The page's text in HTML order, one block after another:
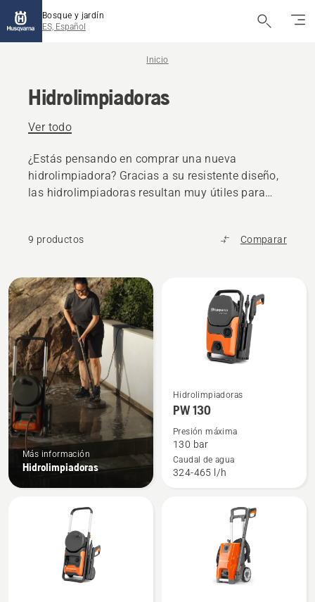
Bosque y jardín
ES, Español
Inicio
Hidrolimpiadoras
Ver todo
¿Estás pensando en comprar una nueva
hidrolimpiadora? Gracias a su resistente diseño,
las hidrolimpiadoras resultan muy útiles para
80 % menos de agua que una manguera normal,
9 productos Comparar
Todos
los
productos
Más información
Hidrolimpiadoras
Ver
más
detalles
sobre
PW 130
Hidrolimpiadoras
PW 130
Presión máxima
130 bar
Caudal de agua
324-465 l/h